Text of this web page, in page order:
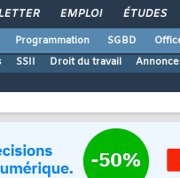
EMPLOI ÉTUDES
Programmation SGBD
SSII Droit du travail